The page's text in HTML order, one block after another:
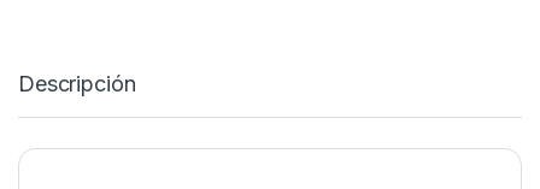
Descripción